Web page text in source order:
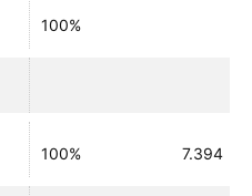
100%
100% 7.394